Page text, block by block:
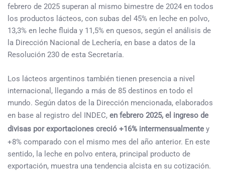
febrero de 2025 superan al mismo bimestre de 2024 en todos
los productos lácteos, con subas del 45% en leche en polvo,
13,3% en leche fluida y 11,5% en quesos, según el análisis de
la Dirección Nacional de Lechería, en base a datos de la
Resolución 230 de esta Secretaría.
Los lácteos argentinos también tienen presencia a nivel
internacional, llegando a más de 85 destinos en todo el
mundo. Según datos de la Dirección mencionada, elaborados
en base al registro del INDEC, en febrero 2025, el ingreso de
divisas por exportaciones creció +16% intermensualmente y
+8% comparado con el mismo mes del año anterior. En este
sentido, la leche en polvo entera, principal producto de
exportación, muestra una tendencia alcista en su cotización.